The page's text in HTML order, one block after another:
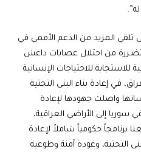
تلقي المزيد من الدعم الأممي في
من احتلال عصابات داعش
للاستجابة للاحتياجات الإنسانية
في إعادة بناء البنى التحتية
واصلت جهودها لإعادة
سوريا إلى الأراضي العراقية،
برنامجاً حكومياً شاملاً لإعادة
التحتية، وعودة آمنة وطوعية